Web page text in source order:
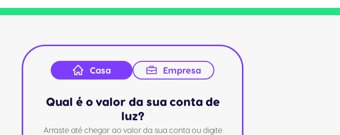
Casa Empresa
Qual é o valor da sua conta de
luz?
Arraste até chegar ao valor da sua conta ou digite